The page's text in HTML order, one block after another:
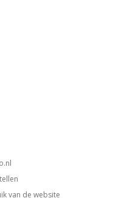
van de website